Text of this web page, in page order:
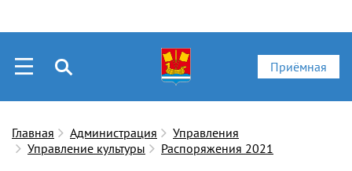
Приёмная
Главная Администрация
Управления
Управление культуры
Распоряжения 2021